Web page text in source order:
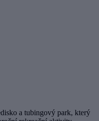
a tubingový park, který